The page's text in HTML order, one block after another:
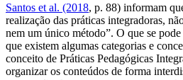
Santos et al. (2018, p. 88) informam
realização das práticas integradoras,
nem um único método”. O que se pode
que existem algumas categorias e
conceito de Práticas Pedagógicas
organizar os conteúdos de forma